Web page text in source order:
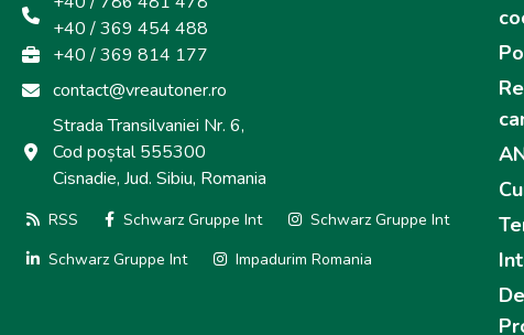
+40 / 369 454 488
+40 / 369 814 177
contact@vreautoner.ro
Strada Transilvaniei Nr. 6,
Cod poștal 555300
Cisnadie, Jud. Sibiu, Romania
RSS Schwarz Gruppe Int
Schwarz Gruppe Int
Schwarz Gruppe Int
Impadurim Romania